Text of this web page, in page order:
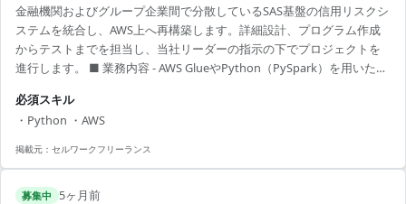
金融機関およびグループ企業間で分散しているSAS基盤の信用リスクシ
ステムを統合し、AWS上へ再構築します。詳細設計、プログラム作成
からテストまでを担当し、当社リーダーの指示の下でプロジェクトを
進行します。 ■ 業務内容 - AWS GlueやPython（PySpark）を用いたシ
施 - 開発チームの一員としてプロジェクトに貢献 【アピールポイン
ト】 - 最先端技術を活用した金融システムの統合プロジェクトに参画 -
リモート勤務中心で柔軟な働き方が可能 - 詳細設計からテストまで幅広
必須スキル
・Python ・AWS
掲載元： セルワークフリーランス
募集中 5ヶ月前